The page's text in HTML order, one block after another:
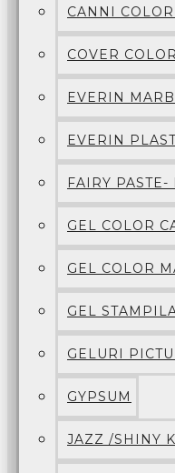
CANNI
COVER
EVERIN
EVERIN
FAIRY PASTE-
GEL COLOR
GEL COLOR
GEL
GELURI
GYPSUM
JAZZ /SHINY